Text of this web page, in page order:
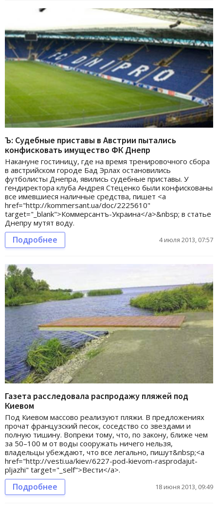
Ъ: Судебные приставы в Австрии пытались
конфисковать имущество ФК Днепр
Накануне гостиницу, где на время тренировочного сбора
в австрийском городе Бад Эрлах остановились
футболисты Днепра, явились судебные приставы. У
гендиректора клуба Андрея Стеценко были конфискованы
все имевшиеся наличные средства, пишет <a
href="http://kommersant.ua/doc/2225610"
target="_blank">Коммерсантъ-Украина</a>&nbsp; в статье
Днепру мутят воду.
Подробнее 4 июля 2013, 07:57
Газета расследовала распродажу пляжей под
Киевом
Под Киевом массово реализуют пляжи. В предложениях
прочат французский песок, соседство со звездами и
полную тишину. Вопреки тому, что, по закону, ближе чем
за 50–100 м от воды сооружать ничего нельзя,
владельцы убеждают, что все легально, пишут&nbsp;<a
href="http://vesti.ua/kiev/6227-pod-kievom-rasprodajut-
pljazhi" target="_self">Вести</a>.
Подробнее 18 июня 2013, 09:49